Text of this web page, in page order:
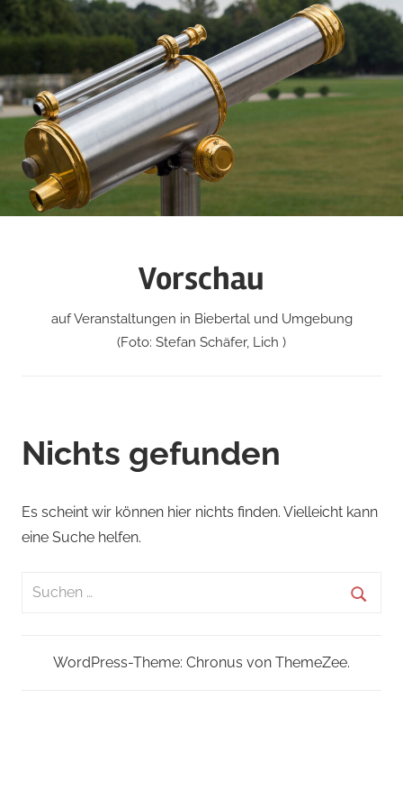
Zum
Inhalt
springen
Vorschau
auf Veranstaltungen in Biebertal und Umgebung
(Foto: Stefan Schäfer, Lich )
Nichts gefunden
Es scheint wir können hier nichts finden. Vielleicht kann
eine Suche helfen.
Suchen
WordPress-Theme: Chronus von ThemeZee.